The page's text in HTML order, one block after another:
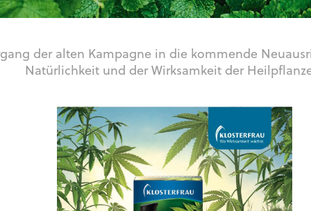
der alten Kampagne in die kommende
Natürlichkeit und der Wirksamkeit der